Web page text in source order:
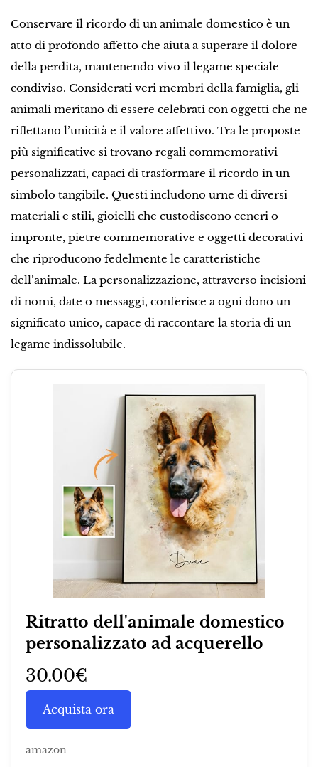
Conservare il ricordo di un animale domestico è un
atto di profondo affetto che aiuta a superare il dolore
della perdita, mantenendo vivo il legame speciale
condiviso. Considerati veri membri della famiglia, gli
animali meritano di essere celebrati con oggetti che ne
riflettano l’unicità e il valore affettivo. Tra le proposte
più significative si trovano regali commemorativi
personalizzati, capaci di trasformare il ricordo in un
simbolo tangibile. Questi includono urne di diversi
materiali e stili, gioielli che custodiscono ceneri o
impronte, pietre commemorative e oggetti decorativi
che riproducono fedelmente le caratteristiche
dell’animale. La personalizzazione, attraverso incisioni
di nomi, date o messaggi, conferisce a ogni dono un
significato unico, capace di raccontare la storia di un
legame indissolubile.
Ritratto dell'animale domestico
personalizzato ad acquerello
30.00€
Acquista ora
amazon